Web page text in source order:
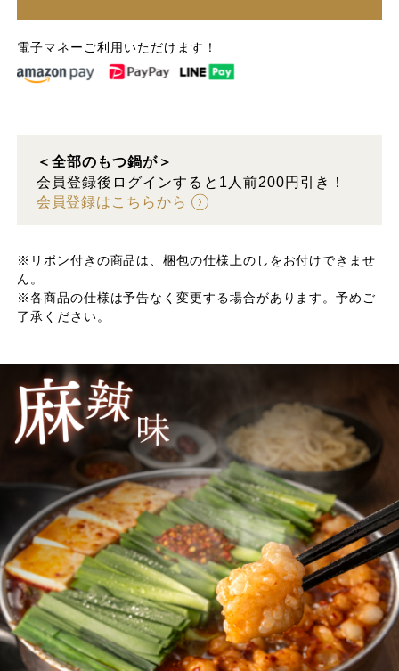
電子マネーご利用いただけます！
＜全部のもつ鍋が＞
会員登録後ログインすると1人前200円引き！
会員登録はこちらから
※リボン付きの商品は、梱包の仕様上のしをお付けできませ
ん。
※各商品の仕様は予告なく変更する場合があります。予めご
了承ください。